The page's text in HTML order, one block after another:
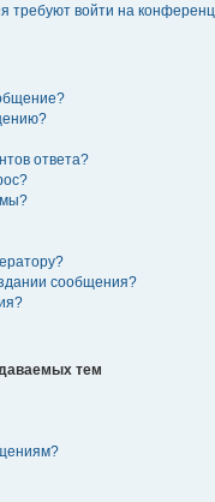
требуют войти на
ответа?
сообщения?
тем